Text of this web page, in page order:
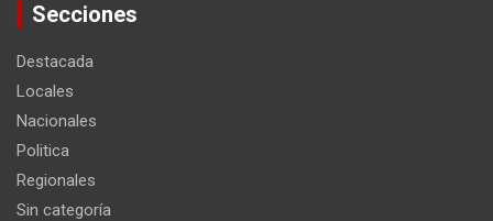
Secciones
Destacada
Locales
Nacionales
Politica
Regionales
Sin categoría